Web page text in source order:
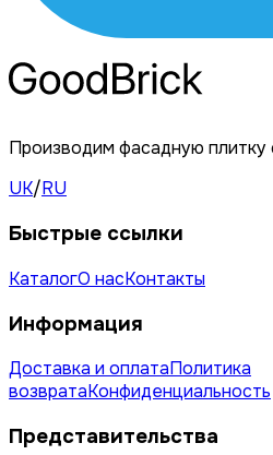
Производим фасадную плитку
UK/RU
Быстрые ссылки
КаталогО насКонтакты
Информация
Доставка и оплатаПолитика
возвратаКонфиденциальность
Представительства